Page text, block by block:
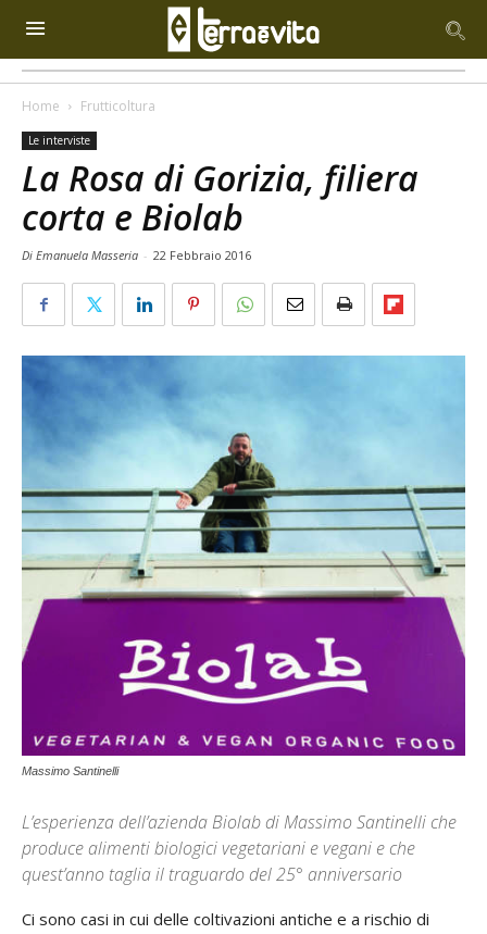
Home Frutticoltura
Le interviste
La Rosa di Gorizia, filiera
corta e Biolab
Di Emanuela Masseria - 22 Febbraio 2016
Massimo Santinelli
L’esperienza dell’azienda Biolab di Massimo Santinelli che
produce alimenti biologici vegetariani e vegani e che
quest’anno taglia il traguardo del 25° anniversario
Ci sono casi in cui delle coltivazioni antiche e a rischio di